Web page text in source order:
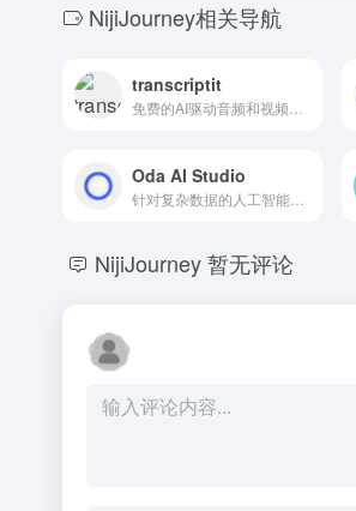
NijiJourney相关导航
transcriptit
Oda AI Studio
NijiJourney暂无评论